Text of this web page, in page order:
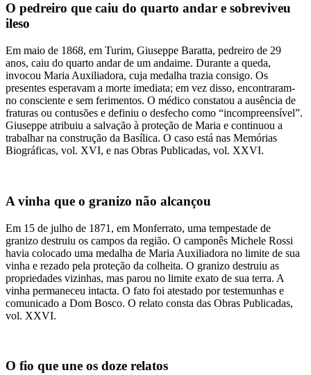
O pedreiro que caiu do quarto andar e sobreviveu
ileso
Em maio de 1868, em Turim, Giuseppe Baratta, pedreiro de 29
anos, caiu do quarto andar de um andaime. Durante a queda,
invocou Maria Auxiliadora, cuja medalha trazia consigo. Os
presentes esperavam a morte imediata; em vez disso, encontraram-
no consciente e sem ferimentos. O médico constatou a ausência de
fraturas ou contusões e definiu o desfecho como “incompreensível”.
Giuseppe atribuiu a salvação à proteção de Maria e continuou a
trabalhar na construção da Basílica. O caso está nas Memórias
Biográficas, vol. XVI, e nas Obras Publicadas, vol. XXVI.
A vinha que o granizo não alcançou
Em 15 de julho de 1871, em Monferrato, uma tempestade de
granizo destruiu os campos da região. O camponês Michele Rossi
havia colocado uma medalha de Maria Auxiliadora no limite de sua
vinha e rezado pela proteção da colheita. O granizo destruiu as
propriedades vizinhas, mas parou no limite exato de sua terra. A
vinha permaneceu intacta. O fato foi atestado por testemunhas e
comunicado a Dom Bosco. O relato consta das Obras Publicadas,
vol. XXVI.
O fio que une os doze relatos